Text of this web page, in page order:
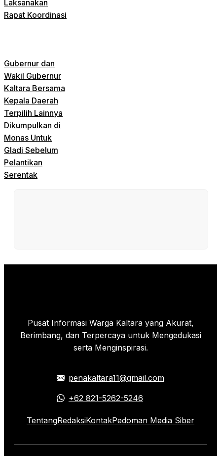
Laksanakan
Rapat Koordinasi
Gubernur dan
Wakil Gubernur
Kaltara Bersama
Kepala Daerah
Terpilih Lainnya
Dikumpulkan di
Monas Untuk
Gladi Sebelum
Pelantikan
Serentak
Pusat Informasi Warga Kaltara yang Akurat,
Berimbang, dan Terpercaya untuk Mengedukasi
serta Menginspirasi.
penakaltara11@gmail.com
+62 821-5262-5246
TentangRedaksiKontakPedoman Media Siber